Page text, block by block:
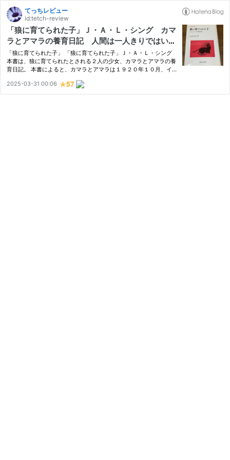
てっちレビュー
id:tetch-review
「狼に育てられた子」Ｊ・Ａ・Ｌ・シング カマ
ラとアマラの養育日記 人間は一人きりではいら
れないと痛感 実話でないとしても、いろいろと
考えさせられる
「狼に育てられた子」 「狼に育てられた子」Ｊ・Ａ・Ｌ・シング
本書は、狼に育てられたとされる２人の少女、カマラとアマラの養
育日記。 本書によると、カマラとアマラは１９２０年１０月、イ
セフ・シング牧師に見つけられ、牧師の孤児院で人間としての養
育…
2025-03-31 00:06